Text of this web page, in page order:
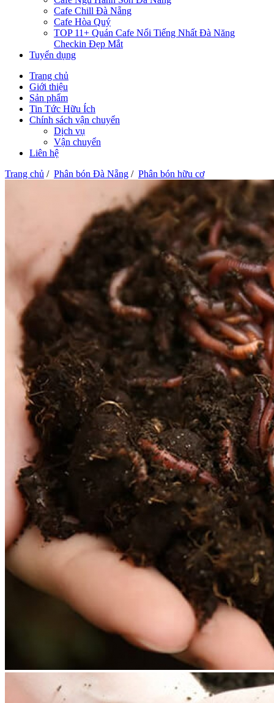
Cafe Chill Đà Nẵng
Cafe Hòa Quý
TOP 11+ Quán Cafe Nổi Tiếng Nhất Đà Năng
Checkin Đẹp Mắt
Tuyển dụng
Trang chủ
Giới thiệu
Sản phẩm
Tin Tức Hữu Ích
Chính sách vận chuyển
Dịch vụ
Vận chuyển
Liên hệ
Trang chủ / Phân bón Đà Nẵng / Phân bón hữu cơ